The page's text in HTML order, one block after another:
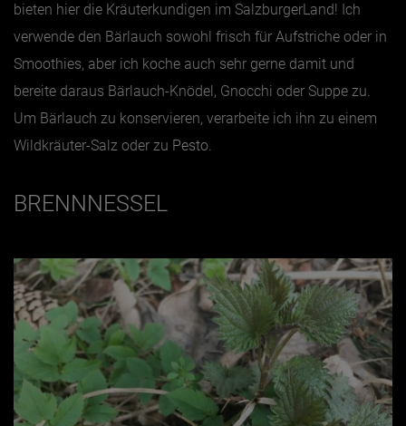
bieten hier die Kräuterkundigen im SalzburgerLand! Ich
verwende den Bärlauch sowohl frisch für Aufstriche oder in
Smoothies, aber ich koche auch sehr gerne damit und
bereite daraus Bärlauch-Knödel, Gnocchi oder Suppe zu.
Um Bärlauch zu konservieren, verarbeite ich ihn zu einem
Wildkräuter-Salz oder zu Pesto.
BRENNNESSEL